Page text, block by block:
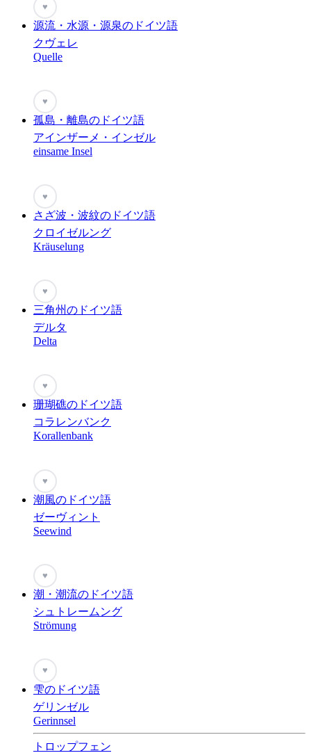
♥
源流・水源・源泉のドイツ語
クヴェレ
Quelle
♥
孤島・離島のドイツ語
アインザーメ・インゼル
einsame Insel
♥
さざ波・波紋のドイツ語
クロイゼルング
Kräuselung
♥
三角州のドイツ語
デルタ
Delta
♥
珊瑚礁のドイツ語
コラレンバンク
Korallenbank
♥
潮風のドイツ語
ゼーヴィント
Seewind
♥
潮・潮流のドイツ語
シュトレームング
Strömung
♥
雫のドイツ語
ゲリンゼル
Gerinnsel
トロップフェン